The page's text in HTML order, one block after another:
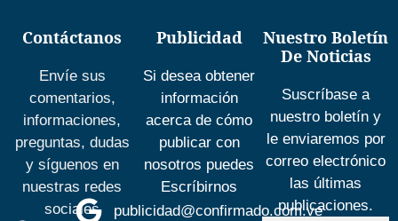
Contáctanos
Envíe sus
comentarios,
informaciones,
preguntas, dudas
y síguenos en
nuestras redes
sociales
Publicidad
Si desea obtener
información
acerca de cómo
publicar con
nosotros puedes
Escríbirnos
publicidad@confirmado.com.ve
Nuestro Boletín
De Noticias
Suscríbase a
nuestro boletín y
le enviaremos por
correo electrónico
las últimas
publicaciones.